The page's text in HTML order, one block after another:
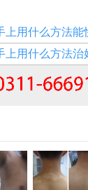
上用什么方法能
上用什么方法治